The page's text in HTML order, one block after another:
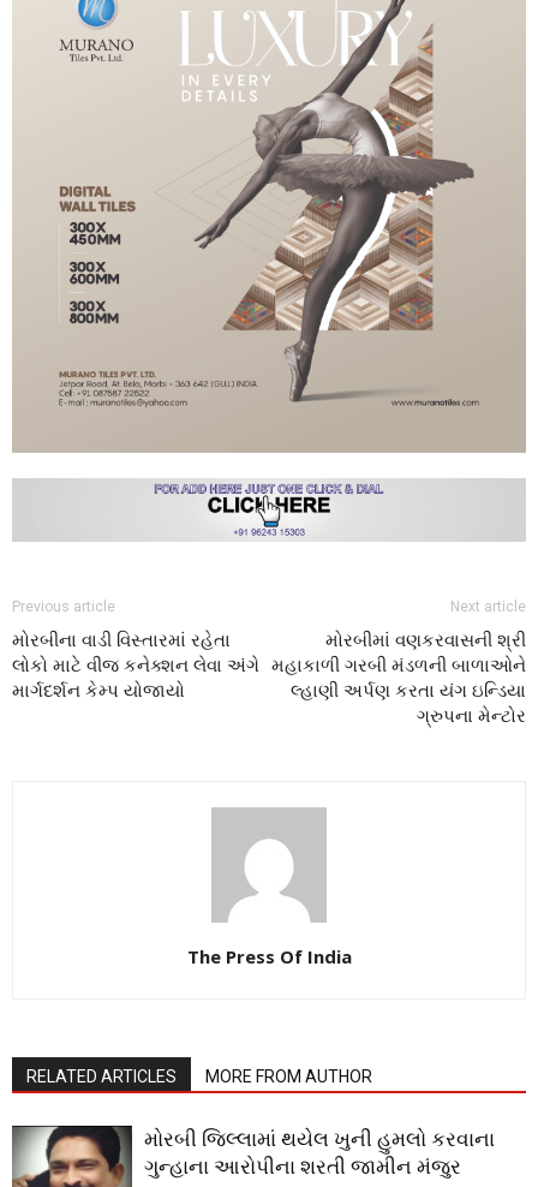
Previous article
મોરબીના વાડી વિસ્તારમાં રહેતા
લોકો માટે વીજ કનેક્શન લેવા અંગે
માર્ગદર્શન કેમ્પ યોજાયો
Next article
મોરબીમાં વણકરવાસની શ્રી
મહાકાળી ગરબી મંડળની બાળાઓને
લ્હાણી અર્પણ કરતા યંગ ઇન્ડિયા
ગ્રુપના મેન્ટોર
The Press Of India
RELATED ARTICLES MORE FROM AUTHOR
મોરબી જિલ્લામાં થયેલ ખુની હુમલો કરવાના
ગુન્હાના આરોપીના શરતી જામીન મંજુર